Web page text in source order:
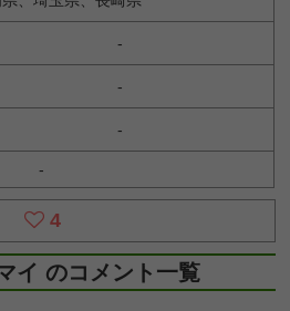
-
-
-
-
4
イ のコメント一覧